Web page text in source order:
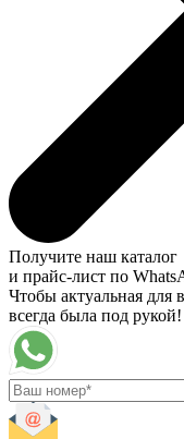
Получите наш каталог
и прайс-лист по
Чтобы актуальная для
всегда была под рукой!